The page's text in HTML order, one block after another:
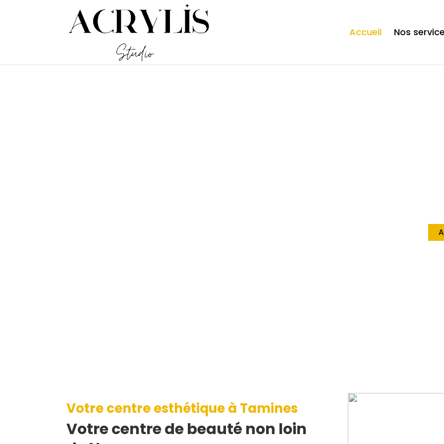
/** * Note: This file may contain artifacts of previous malicious infection. * However, the dangerous code has been removed, and the file
Accueil Nos
Votre centre esthétique à Tamines
Votre centre de beauté non loin